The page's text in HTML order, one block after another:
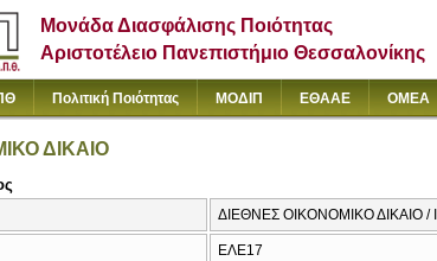
Μονάδα Διασφάλισης Ποιότητας
Αριστοτέλειο Πανεπιστήμιο Θεσσαλονίκης
Πολιτική Ποιότητας ΜΟΔΙΠ ΕΘΑΑΕ ΟΜΕΑ
ΔΙΚΑΙΟ
ΔΙΕΘΝΕΣ ΟΙΚΟΝΟΜΙΚΟ ΔΙΚΑΙΟ /
ΕΛΕ17